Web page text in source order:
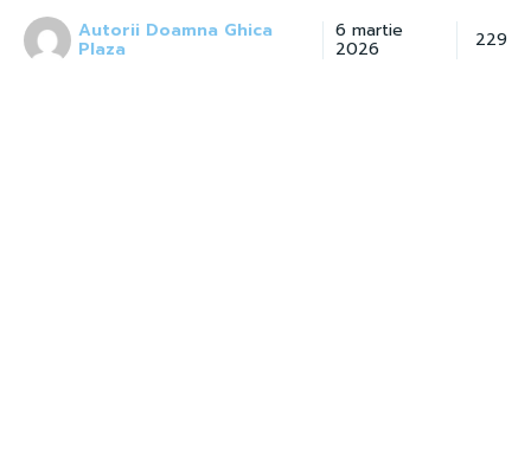
Autorii Doamna Ghica
Plaza
6 martie
2026 229